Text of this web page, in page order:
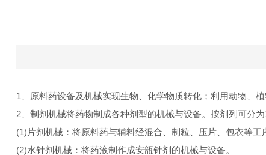
1、原料药设备及机械实现生物、化学物质转化；利用动物、
2、制剂机械将药物制成各种剂型的机械与设备。按剂列可分为
(1)片剂机械：将原料药与辅料经混合、制粒、压片、包衣等工
(2)水针剂机械：将药液制作成安瓿针剂的机械与设备。